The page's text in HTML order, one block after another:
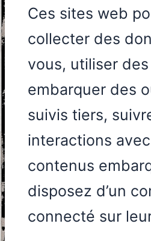
Ces sites web
collecter des
vous, utiliser
embarquer des
suivis tiers,
interactions
contenus
disposez d’un
connecté sur